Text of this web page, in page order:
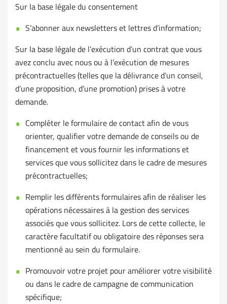
Sur la base légale du consentement
S’abonner aux newsletters et lettres d’information;
Sur la base légale de l’exécution d’un contrat que vous
avez conclu avec nous ou à l’exécution de mesures
précontractuelles (telles que la délivrance d’un conseil,
d’une proposition, d’une promotion) prises à votre
demande.
Compléter le formulaire de contact afin de vous
orienter, qualifier votre demande de conseils ou de
financement et vous fournir les informations et
services que vous sollicitez dans le cadre de mesures
précontractuelles;
Remplir les différents formulaires afin de réaliser les
opérations nécessaires à la gestion des services
associés que vous sollicitez. Lors de cette collecte, le
caractère facultatif ou obligatoire des réponses sera
mentionné au sein du formulaire.
Promouvoir votre projet pour améliorer votre visibilité
ou dans le cadre de campagne de communication
spécifique;